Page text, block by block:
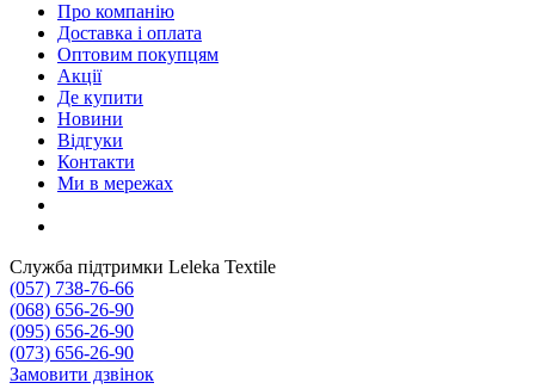
Про компанію
Доставка і оплата
Оптовим покупцям
Акції
Де купити
Новини
Відгуки
Контакти
Ми в мережах
Служба підтримки Leleka Textile
(057) 738-76-66
(068) 656-26-90
(095) 656-26-90
(073) 656-26-90
Замовити дзвінок